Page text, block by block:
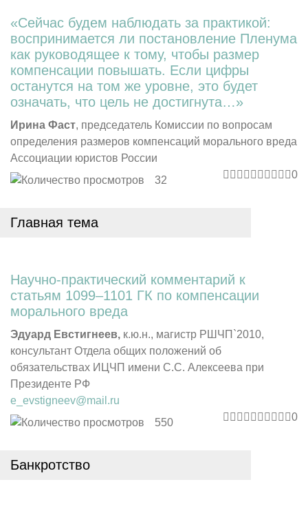
«Сейчас будем наблюдать за практикой:
воспринимается ли постановление Пленума
как руководящее к тому, чтобы размер
компенсации повышать. Если цифры
останутся на том же уровне, это будет
означать, что цель не достигнута…»
Ирина Фаст, председатель Комиссии по вопросам
определения размеров компенсаций морального вреда
Ассоциации юристов России
32
0
Главная тема
Научно-практический комментарий к
статьям 1099–1101 ГК по компенсации
морального вреда
Эдуард Евстигнеев, к.ю.н., магистр РШЧП`2010,
консультант Отдела общих положений об
обязательствах ИЦЧП имени С.С. Алексеева при
Президенте РФ
e_evstigneev@mail.ru
550
0
Банкротство